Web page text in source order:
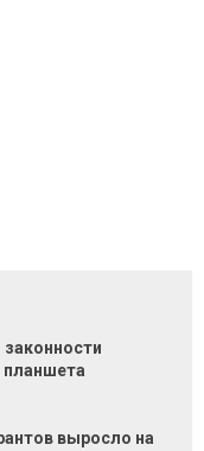
выросло на